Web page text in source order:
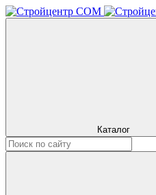
Каталог